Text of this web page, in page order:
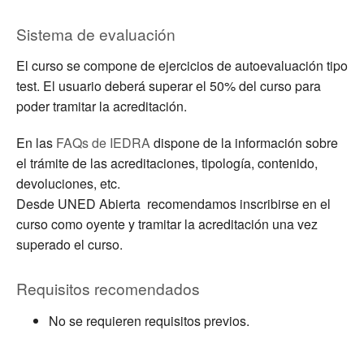
Sistema de evaluación
El curso se compone de ejercicios de autoevaluación tipo
test. El usuario deberá superar el 50% del curso para
poder tramitar la acreditación.
En las FAQs de IEDRA dispone de la información sobre
el trámite de las acreditaciones, tipología, contenido,
devoluciones, etc.
Desde UNED Abierta recomendamos inscribirse en el
curso como oyente y tramitar la acreditación una vez
superado el curso.
Requisitos recomendados
No se requieren requisitos previos.